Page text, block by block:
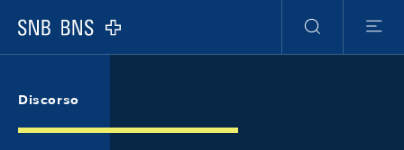
Logo
Ricerca
Menu
Discorso